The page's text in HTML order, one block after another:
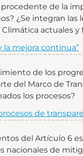
de la
¿Se integran las
actuales y
la mejora continua”
de los
del Marco de
los procesos?
de
del Artículo 6
nacionales de